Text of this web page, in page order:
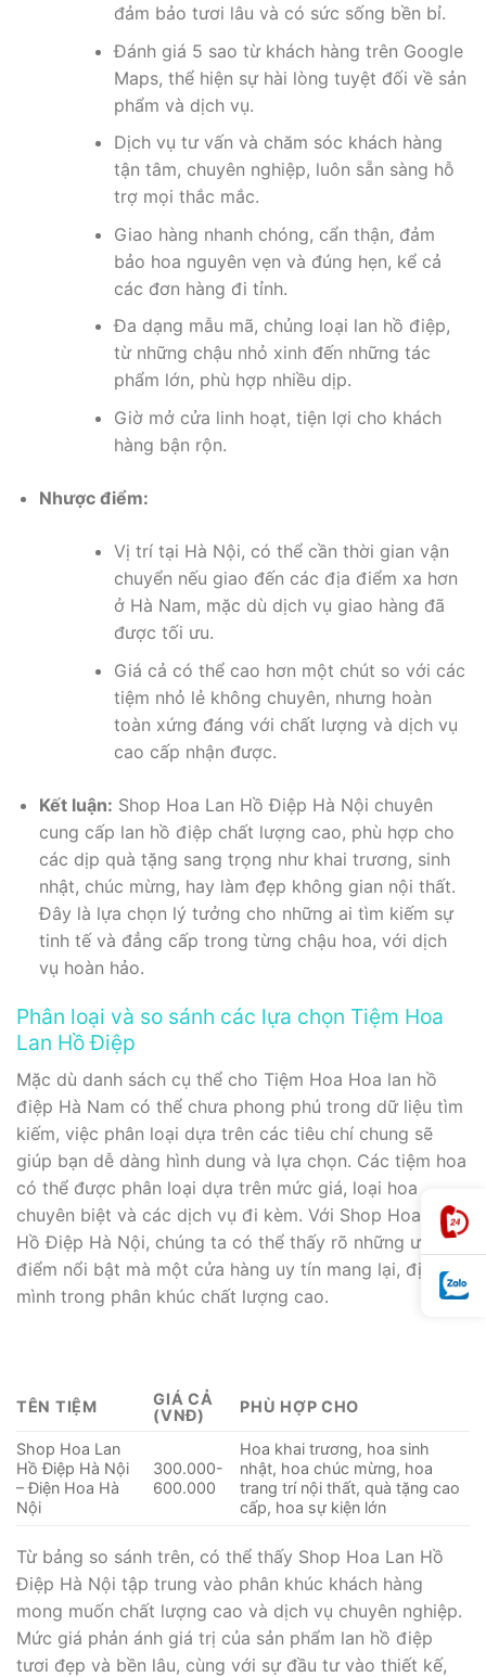
đảm bảo tươi lâu và có sức sống bền bỉ.
Đánh giá 5 sao từ khách hàng trên Google
Maps, thể hiện sự hài lòng tuyệt đối về sản
phẩm và dịch vụ.
Dịch vụ tư vấn và chăm sóc khách hàng
tận tâm, chuyên nghiệp, luôn sẵn sàng hỗ
trợ mọi thắc mắc.
Giao hàng nhanh chóng, cẩn thận, đảm
bảo hoa nguyên vẹn và đúng hẹn, kể cả
các đơn hàng đi tỉnh.
Đa dạng mẫu mã, chủng loại lan hồ điệp,
từ những chậu nhỏ xinh đến những tác
phẩm lớn, phù hợp nhiều dịp.
Giờ mở cửa linh hoạt, tiện lợi cho khách
hàng bận rộn.
Nhược điểm:
Vị trí tại Hà Nội, có thể cần thời gian vận
chuyển nếu giao đến các địa điểm xa hơn
ở Hà Nam, mặc dù dịch vụ giao hàng đã
được tối ưu.
Giá cả có thể cao hơn một chút so với các
tiệm nhỏ lẻ không chuyên, nhưng hoàn
toàn xứng đáng với chất lượng và dịch vụ
cao cấp nhận được.
Kết luận: Shop Hoa Lan Hồ Điệp Hà Nội chuyên
cung cấp lan hồ điệp chất lượng cao, phù hợp cho
các dịp quà tặng sang trọng như khai trương, sinh
nhật, chúc mừng, hay làm đẹp không gian nội thất.
Đây là lựa chọn lý tưởng cho những ai tìm kiếm sự
tinh tế và đẳng cấp trong từng chậu hoa, với dịch
vụ hoàn hảo.
Phân loại và so sánh các lựa chọn Tiệm Hoa
Lan Hồ Điệp
Mặc dù danh sách cụ thể cho Tiệm Hoa Hoa lan hồ
điệp Hà Nam có thể chưa phong phú trong dữ liệu tìm
kiếm, việc phân loại dựa trên các tiêu chí chung sẽ
giúp bạn dễ dàng hình dung và lựa chọn. Các tiệm hoa
có thể được phân loại dựa trên mức giá, loại hoa
chuyên biệt và các dịch vụ đi kèm. Với Shop Hoa Lan
Hồ Điệp Hà Nội, chúng ta có thể thấy rõ những ưu
điểm nổi bật mà một cửa hàng uy tín mang lại, định vị
mình trong phân khúc chất lượng cao.
TÊN TIỆM
GIÁ CẢ
(VNĐ)
PHÙ HỢP CHO
Shop Hoa Lan
Hồ Điệp Hà Nội
– Điện Hoa Hà
Nội
300.000-
600.000
Hoa khai trương, hoa sinh
nhật, hoa chúc mừng, hoa
trang trí nội thất, quà tặng cao
cấp, hoa sự kiện lớn
Từ bảng so sánh trên, có thể thấy Shop Hoa Lan Hồ
Điệp Hà Nội tập trung vào phân khúc khách hàng
mong muốn chất lượng cao và dịch vụ chuyên nghiệp.
Mức giá phản ánh giá trị của sản phẩm lan hồ điệp
tươi đẹp và bền lâu, cùng với sự đầu tư vào thiết kế,